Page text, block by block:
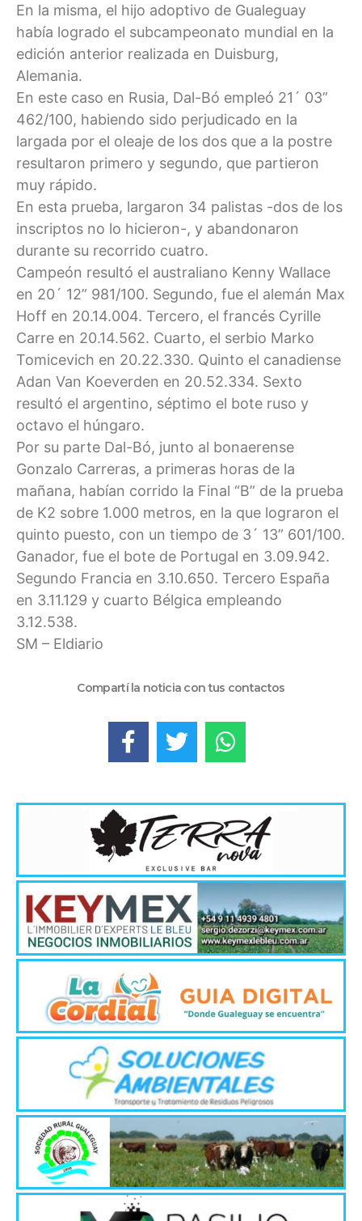
En la misma, el hijo adoptivo de Gualeguay
había logrado el subcampeonato mundial en la
edición anterior realizada en Duisburg,
Alemania.
En este caso en Rusia, Dal-Bó empleó 21´ 03”
462/100, habiendo sido perjudicado en la
largada por el oleaje de los dos que a la postre
resultaron primero y segundo, que partieron
muy rápido.
En esta prueba, largaron 34 palistas -dos de los
inscriptos no lo hicieron-, y abandonaron
durante su recorrido cuatro.
Campeón resultó el australiano Kenny Wallace
en 20´ 12” 981/100. Segundo, fue el alemán Max
Hoff en 20.14.004. Tercero, el francés Cyrille
Carre en 20.14.562. Cuarto, el serbio Marko
Tomicevich en 20.22.330. Quinto el canadiense
Adan Van Koeverden en 20.52.334. Sexto
resultó el argentino, séptimo el bote ruso y
octavo el húngaro.
Por su parte Dal-Bó, junto al bonaerense
Gonzalo Carreras, a primeras horas de la
mañana, habían corrido la Final “B” de la prueba
de K2 sobre 1.000 metros, en la que lograron el
quinto puesto, con un tiempo de 3´ 13” 601/100.
Ganador, fue el bote de Portugal en 3.09.942.
Segundo Francia en 3.10.650. Tercero España
en 3.11.129 y cuarto Bélgica empleando
3.12.538.
SM – Eldiario
Compartí la noticia con tus contactos